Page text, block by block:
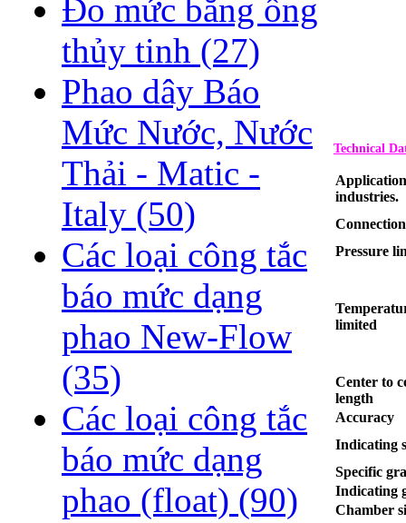
Đo mức bằng ống
thủy tinh (27)
Phao dây Báo
Mức Nước, Nước
Thải - Matic -
Italy (50)
Các loại công tắc
báo mức dạng
phao New-Flow
(35)
Các loại công tắc
báo mức dạng
phao (float) (90)
Technical
industries.
Connection
Pressure
limited
Center to
length
Accuracy
Indicating
Specific
Indicating
Chamber